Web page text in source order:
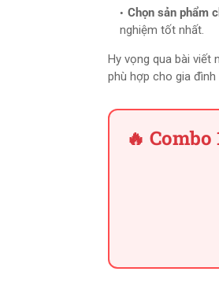
Chọn sản phẩm
nghiệm tốt nhất.
Hy vọng qua bài viết
phù hợp cho gia
🔥